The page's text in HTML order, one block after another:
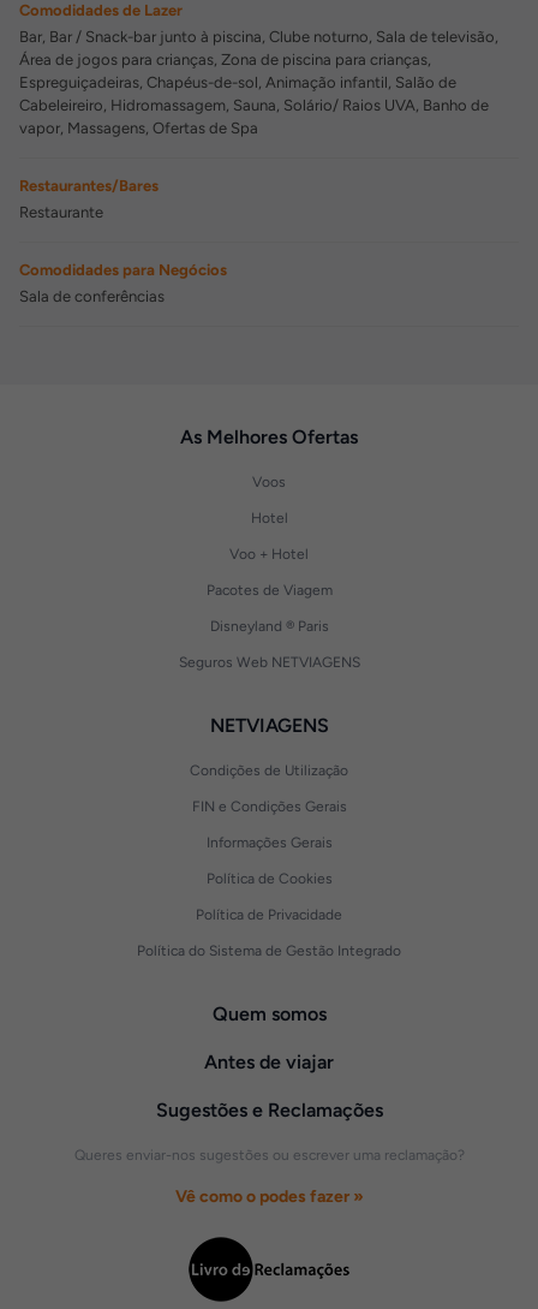
Comodidades de Lazer
Bar, Bar / Snack-bar junto à piscina, Clube noturno, Sala de televisão,
Área de jogos para crianças, Zona de piscina para crianças,
Espreguiçadeiras, Chapéus-de-sol, Animação infantil, Salão de
Cabeleireiro, Hidromassagem, Sauna, Solário/ Raios UVA, Banho de
vapor, Massagens, Ofertas de Spa
Restaurantes/Bares
Restaurante
Comodidades para Negócios
Sala de conferências
As Melhores Ofertas
Voos
Hotel
Voo + Hotel
Pacotes de Viagem
Disneyland ® Paris
Seguros Web NETVIAGENS
NETVIAGENS
Condições de Utilização
FIN e Condições Gerais
Informações Gerais
Política de Cookies
Política de Privacidade
Política do Sistema de Gestão Integrado
Quem somos
Antes de viajar
Sugestões e Reclamações
Queres enviar-nos sugestões ou escrever uma reclamação?
Vê como o podes fazer »